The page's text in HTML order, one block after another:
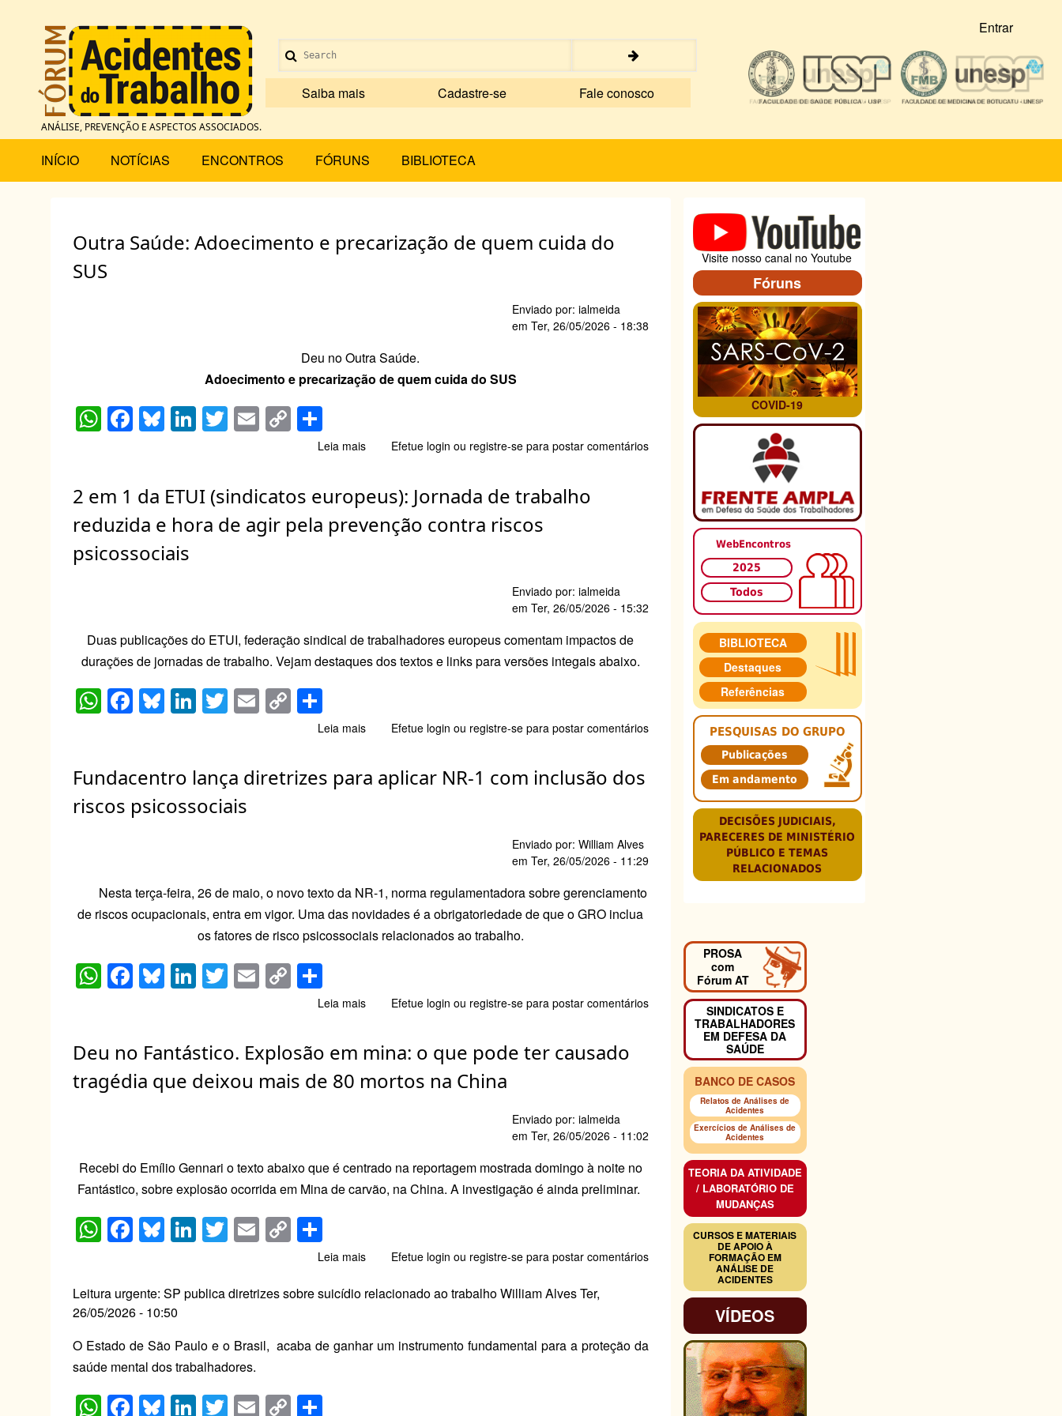
conteúdo
principal
ANÁLISE, PREVENÇÃO E ASPECTOS ASSOCIADOS.
Menu
de
conta
de
usuário
Entrar
Saiba mais Cadastre-se Fale conosco
Main
INÍCIO NOTÍCIAS ENCONTROS FÓRUNS BIBLIOTECA
Outra Saúde: Adoecimento e precarização de quem cuida do
SUS
Enviado por: ialmeida
em Ter, 26/05/2026 - 18:38
Deu no Outra Saúde.
Adoecimento e precarização de quem cuida do SUS
W
h
s
A
p
p
F
a
e
b
o
o
Bl
u
sk
y
Li
n
e
dI
n
T
wi
er
E
m
C
o
y
Li
n
h
e
Leia maissobre
Adoecimento
precarização
Efetue login ou registre-separa postar comentários
2 em 1 da ETUI (sindicatos europeus): Jornada de trabalho
reduzida e hora de agir pela prevenção contra riscos
psicossociais
Enviado por: ialmeida
em Ter, 26/05/2026 - 15:32
Duas publicações do ETUI, federação sindical de trabalhadores europeus comentam impactos de
durações de jornadas de trabalho. Vejam destaques dos textos e links para versões integais abaixo.
W
h
s
A
p
F
a
e
b
o
Bl
u
sk
y
Li
n
e
dI
n
T
wi
er
E
m
C
o
y
h
e
Leia maissobre
1
trabalho
reduzida
hora
prevenção
riscos
psicossociais
Efetue login ou registre-separa postar comentários
Fundacentro lança diretrizes para aplicar NR-1 com inclusão dos
riscos psicossociais
Enviado por: William Alves
em Ter, 26/05/2026 - 11:29
Nesta terça-feira, 26 de maio, o novo texto da NR-1, norma regulamentadora sobre gerenciamento
de riscos ocupacionais, entra em vigor. Uma das novidades é a obrigatoriedade de que o GRO inclua
os fatores de risco psicossociais relacionados ao trabalho.
W
h
s
A
p
F
a
e
b
o
Bl
u
sk
y
Li
n
e
dI
n
T
wi
er
E
m
C
o
y
Li
n
h
e
Leia maissobre
diretrizes
aplicar
dos
riscos
Efetue login ou registre-separa postar comentários
Deu no Fantástico. Explosão em mina: o que pode ter causado
tragédia que deixou mais de 80 mortos na China
Enviado por: ialmeida
em Ter, 26/05/2026 - 11:02
Recebi do Emílio Gennari o texto abaixo que é centrado na reportagem mostrada domingo à noite no
Fantástico, sobre explosão ocorrida em Mina de carvão, na China. A investigação é ainda preliminar.
W
h
s
A
p
p
F
a
e
b
o
o
k
Bl
u
sk
y
Li
n
e
n
T
wi
er
E
m
C
o
y
n
h
e
Leia maissobre
no
em
Efetue login ou registre-separa postar comentários
Leitura urgente: SP publica diretrizes sobre suicídio relacionado ao trabalhoWilliam AlvesTer,
26/05/2026 - 10:50
O Estado de São Paulo e o Brasil, acaba de ganhar um instrumento fundamental para a proteção da
saúde mental dos trabalhadores.
W F Bl Li T E C
Visite nosso canal no Youtube
Fóruns
COVID-19
WebEncontros
2025
Todos
BIBLIOTECA
Destaques
Referências
PESQUISAS DO GRUPO
Publicações
Em andamento
DECISÕES JUDICIAIS,
PARECERES DE MINISTÉRIO
PÚBLICO E TEMAS
RELACIONADOS
PROSA
com
Fórum AT
SINDICATOS E
TRABALHADORES
EM DEFESA DA
SAÚDE
BANCO DE CASOS
Relatos de Análises de
Acidentes
Exercícios de Análises de
Acidentes
TEORIA DA ATIVIDADE
/ LABORATÓRIO DE
MUDANÇAS
CURSOS E MATERIAIS
DE APOIO À
FORMAÇÃO EM
ANÁLISE DE
ACIDENTES
VÍDEOS